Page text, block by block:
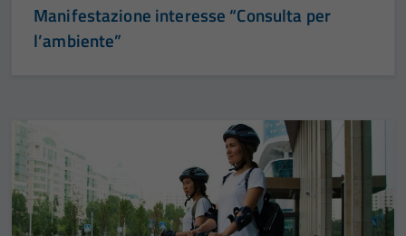
Manifestazione interesse “Consulta per
l’ambiente”